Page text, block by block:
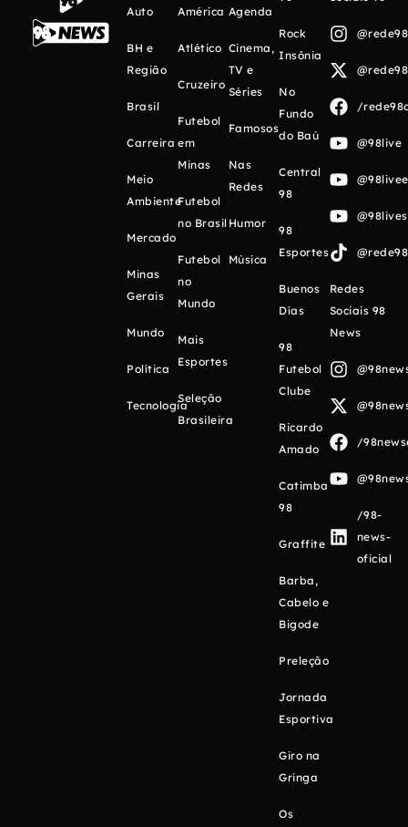
Auto
BH e
Região
Brasil
Carreira
Meio
Ambiente
Mercado
Minas
Gerais
Mundo
Política
Tecnologia
América
Atlético
Cruzeiro
Futebol
em
Minas
Futebol
no Brasil
Futebol
no
Mundo
Mais
Esportes
Seleção
Brasileira
Agenda
Cinema,
TV e
Séries
Famosos
Nas
Redes
Humor
Música
Rock
Insônia
No
Fundo
do Baú
Central
98
98
Esportes
Buenos
Días
98
Futebol
Clube
Ricardo
Amado
Catimba
98
Graffite
Barba,
Cabelo e
Bigode
Preleção
Jornada
Esportiva
Giro na
Gringa
Os
/
@98live
Redes
Sociais 98
News
/
/98-
news-
oficial